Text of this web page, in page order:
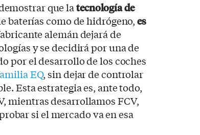
que latecnología de
baterías como de hidrógeno,es
alemán dejará de
y se decidirá por una de
por el desarrollo de los coches
EQ, sin dejar de controlar
Esta estrategia es, ante todo,
mientras desarrollamos FCV,
si el mercado va en esa